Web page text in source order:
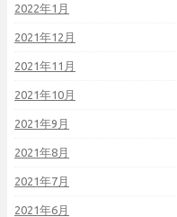
2022年1月
2021年12月
2021年11月
2021年10月
2021年9月
2021年8月
2021年7月
2021年6月